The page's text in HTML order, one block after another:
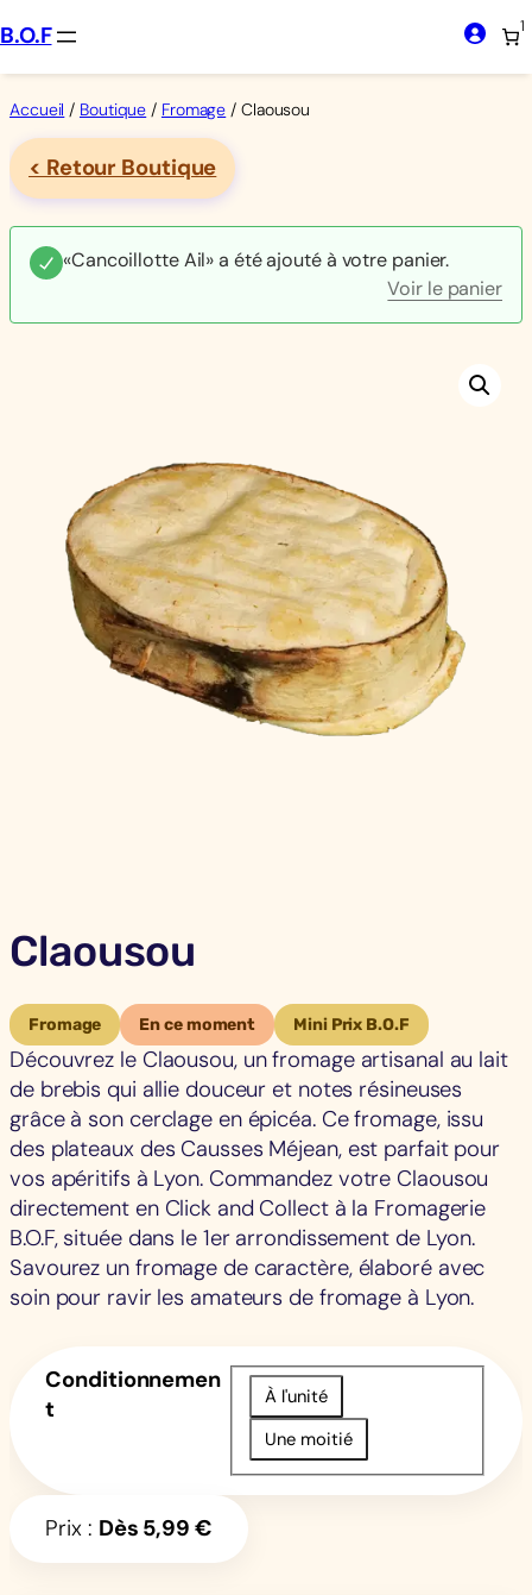
Aller
au
contenu
B.O.F 1
Accueil / Boutique / Fromage / Claousou
< Retour Boutique
«Cancoillotte Ail» a été ajouté à votre panier.
Voir le panier
Claousou
Fromage En ce moment Mini Prix B.O.F
Découvrez le Claousou, un fromage artisanal au lait
de brebis qui allie douceur et notes résineuses
grâce à son cerclage en épicéa. Ce fromage, issu
des plateaux des Causses Méjean, est parfait pour
vos apéritifs à Lyon. Commandez votre Claousou
directement en Click and Collect à la Fromagerie
B.O.F, située dans le 1er arrondissement de Lyon.
Savourez un fromage de caractère, élaboré avec
soin pour ravir les amateurs de fromage à Lyon.
Conditionnemen
t
À l'unité
Une moitié
Prix : Dès 5,99 €